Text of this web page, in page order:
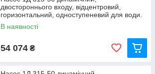
двостороннього входу, відцентровий,
горизонтальний, одноступеневий для води.
В наявності
54 074 ₴